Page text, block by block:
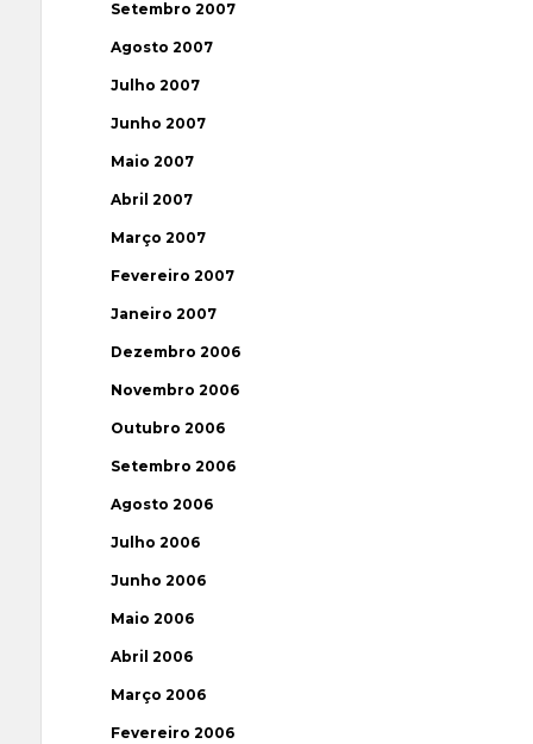
Setembro 2007
Agosto 2007
Julho 2007
Junho 2007
Maio 2007
Abril 2007
Março 2007
Fevereiro 2007
Janeiro 2007
Dezembro 2006
Novembro 2006
Outubro 2006
Setembro 2006
Agosto 2006
Julho 2006
Junho 2006
Maio 2006
Abril 2006
Março 2006
Fevereiro 2006